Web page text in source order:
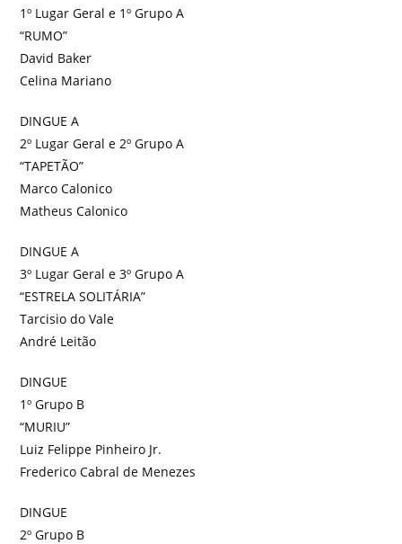
1º Lugar Geral e 1º Grupo A
“RUMO”
David Baker
Celina Mariano
DINGUE A
2º Lugar Geral e 2º Grupo A
“TAPETÃO”
Marco Calonico
Matheus Calonico
DINGUE A
3º Lugar Geral e 3º Grupo A
“ESTRELA SOLITÁRIA”
Tarcisio do Vale
André Leitão
DINGUE
1º Grupo B
“MURIU”
Luiz Felippe Pinheiro Jr.
Frederico Cabral de Menezes
DINGUE
2º Grupo B